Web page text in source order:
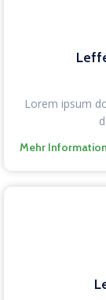
Lorem ipsum
Mehr